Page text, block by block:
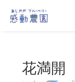
花満開